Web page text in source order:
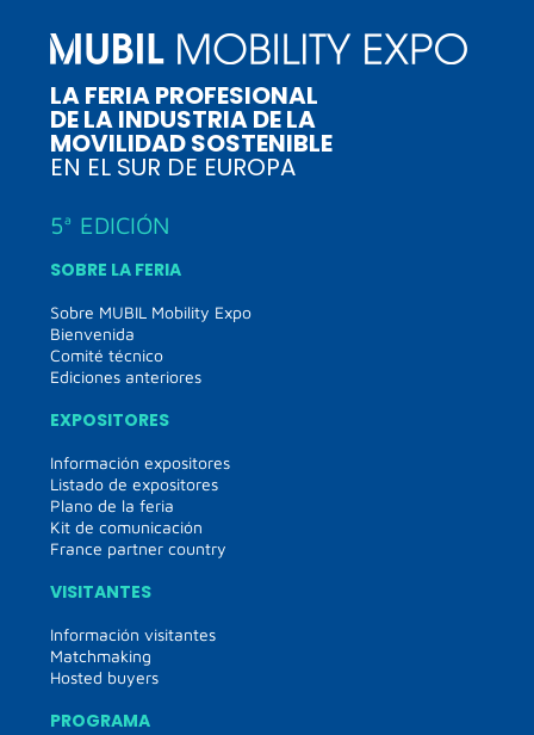
LA FERIA PROFESIONAL
DE LA INDUSTRIA DE LA
MOVILIDAD SOSTENIBLE
EN EL SUR DE EUROPA
5ª EDICIÓN
SOBRE LA FERIA
Sobre MUBIL Mobility Expo
Bienvenida
Comité técnico
Ediciones anteriores
EXPOSITORES
Información expositores
Listado de expositores
Plano de la feria
Kit de comunicación
France partner country
VISITANTES
Información visitantes
Matchmaking
Hosted buyers
PROGRAMA